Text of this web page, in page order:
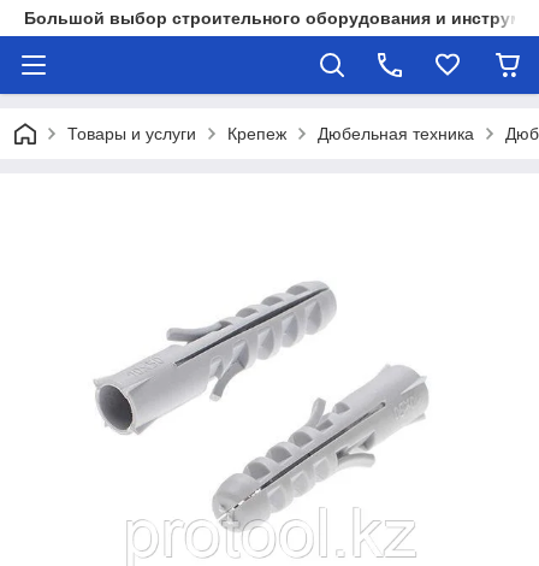
Большой выбор строительного оборудования и
Товары и услуги Крепеж Дюбельная техника